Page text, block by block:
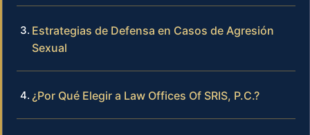
Estrategias de Defensa en Casos de Agresión
Sexual
¿Por Qué Elegir a Law Offices Of SRIS, P.C.?